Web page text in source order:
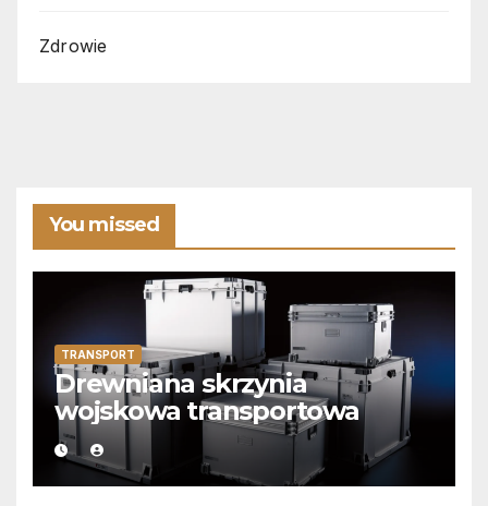
Zdrowie
You missed
TRANSPORT
Drewniana skrzynia
wojskowa transportowa